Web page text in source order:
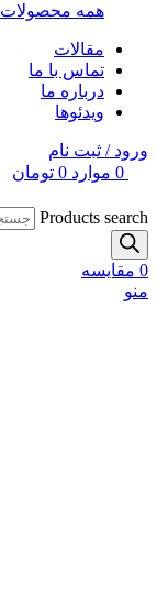
همه محصولات
مقالات
تماس با ما
درباره ما
ویدئوها
ورود / ثبت نام
0 موارد 0 تومان
Products search
0 مقایسه
منو